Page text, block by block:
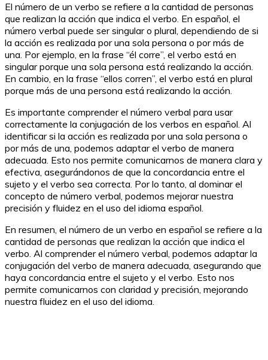
El número de un verbo se refiere a la cantidad de personas
que realizan la acción que indica el verbo. En español, el
número verbal puede ser singular o plural, dependiendo de si
la acción es realizada por una sola persona o por más de
una. Por ejemplo, en la frase “él corre”, el verbo está en
singular porque una sola persona está realizando la acción.
En cambio, en la frase “ellos corren”, el verbo está en plural
porque más de una persona está realizando la acción.
Es importante comprender el número verbal para usar
correctamente la conjugación de los verbos en español. Al
identificar si la acción es realizada por una sola persona o
por más de una, podemos adaptar el verbo de manera
adecuada. Esto nos permite comunicarnos de manera clara y
efectiva, asegurándonos de que la concordancia entre el
sujeto y el verbo sea correcta. Por lo tanto, al dominar el
concepto de número verbal, podemos mejorar nuestra
precisión y fluidez en el uso del idioma español.
En resumen, el número de un verbo en español se refiere a la
cantidad de personas que realizan la acción que indica el
verbo. Al comprender el número verbal, podemos adaptar la
conjugación del verbo de manera adecuada, asegurando que
haya concordancia entre el sujeto y el verbo. Esto nos
permite comunicarnos con claridad y precisión, mejorando
nuestra fluidez en el uso del idioma.